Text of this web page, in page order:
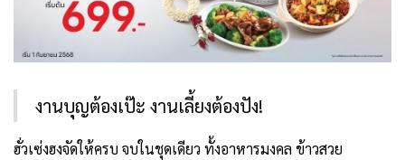
งานบุญต้องเป๊ะ งานเลี้ยงต้องปัง!
ฮั่วเซ่งฮงจัดให้ครบ จบในชุดเดียว ทั้งอาหารมงคล ข้าวสวย